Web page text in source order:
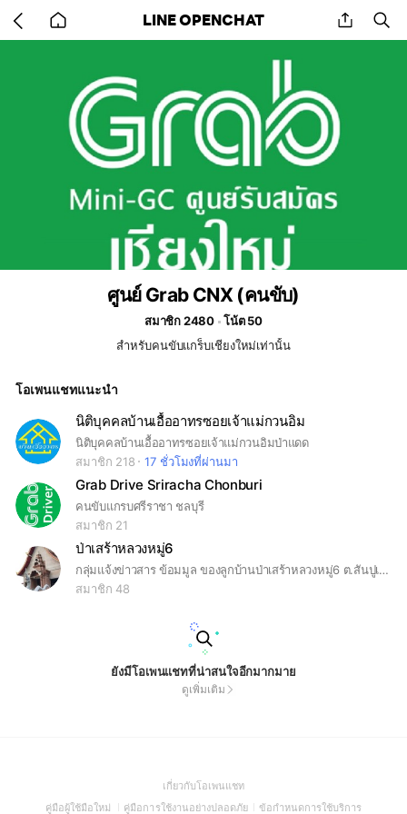
back
to
LINE OPENCHAT share
ศูนย์ Grab CNX (คนขับ)​
สมาชิก 2480
โน้ต 50
สำหรับคนขับแกร็บเชียงใหม่เท่านั้น
โอเพนแชทแนะนำ
นิติบุคคลบ้านเอื้ออาทรซอยเจ้าแม่กวนอิม
นิติบุคคลบ้านเอื้ออาทรซอยเจ้าแม่กวนอิมป่าแดด
สมาชิก 218
17 ชั่วโมงที่ผ่านมา
Grab Drive Sriracha Chonburi
คนขับแกรบศรีราชา ชลบุรี
สมาชิก 21
ป่าเสร้าหลวงหมู่6
กลุ่มแจ้งข่าวสาร ข้อมมูล ของลูกบ้านป่าเสร้าหลวงหมู่6 ต.สันปูเลย
สมาชิก 48
ยังมีโอเพนแชทที่น่าสนใจอีกมากมาย
ดูเพิ่มเติม
เกี่ยวกับโอเพนแชท(Open
in
คู่มือผู้ใช้มือใหม่ (Open
คู่มือการใช้งานอย่างปลอดภัย(Open
ข้อกำหนดการใช้บริการ(Open